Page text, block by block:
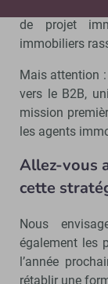
de projet
immobiliers
Mais attention :
vers le B2B,
mission
les agents
Allez-vous
cette
Nous
également les
l’année
rétablir une